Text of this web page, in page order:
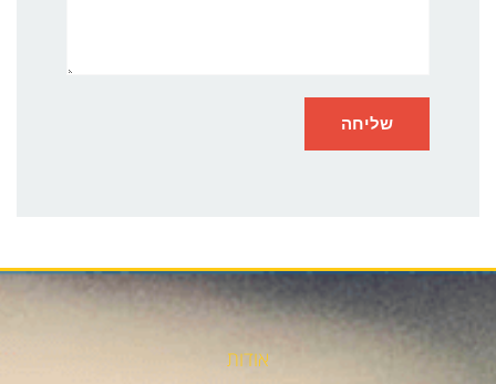
אודות